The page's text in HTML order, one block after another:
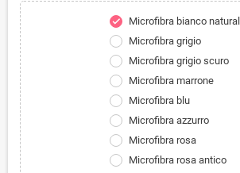
check
Microfibra bianco
Microfibra grigio
Microfibra grigio scuro
Microfibra marrone
Microfibra blu
Microfibra azzurro
Microfibra rosa
Microfibra rosa antico